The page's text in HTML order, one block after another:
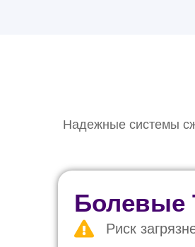
Надежные системы
Болевые
Риск